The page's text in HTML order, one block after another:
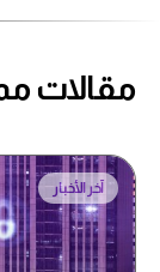
مقالات
آخر الأخبار